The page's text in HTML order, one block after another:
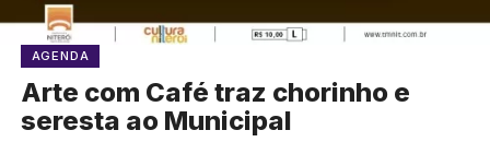
AGENDA
Arte com Café traz chorinho e
seresta ao Municipal